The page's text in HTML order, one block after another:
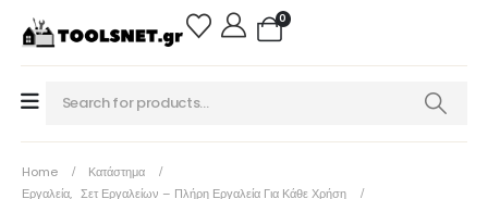
0
Home
Κατάστημα
Εργαλεία, Σετ Εργαλείων – Πλήρη Εργαλεία Για Κάθε Χρήση